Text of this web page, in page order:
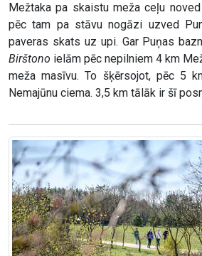
Mežtaka pa skaistu meža ceļu
pēc tam pa stāvu nogāzi uzved
paveras skats uz upi. Gar Puņas
Birštono ielām pēc nepilniem 4 km
meža masīvu. To šķērsojot, pēc 5
Nemajūnu ciema. 3,5 km tālāk ir šī